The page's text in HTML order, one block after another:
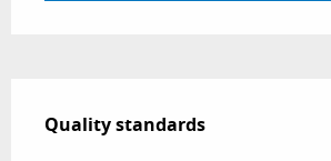
Quality standards
Quality standards